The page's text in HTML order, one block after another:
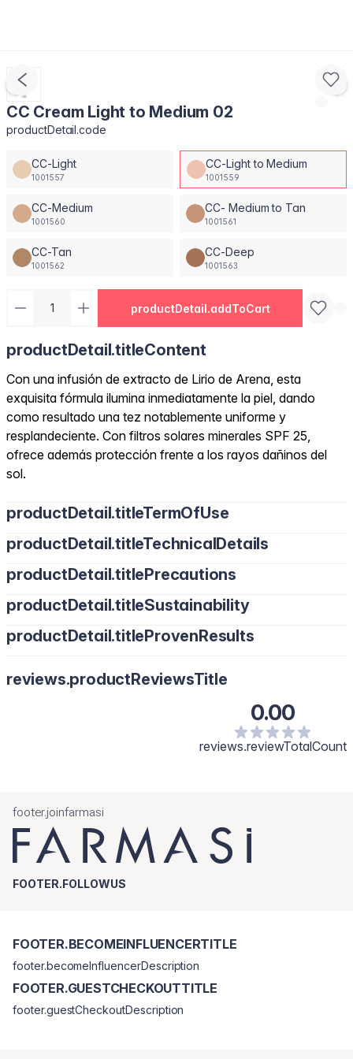
CC Cream Light to Medium 02
productDetail.code
CC-Light
1001557
CC-Light to Medium
1001559
CC-Medium
1001560
CC- Medium to Tan
1001561
CC-Tan
1001562
CC-Deep
1001563
productDetail.addToCart
productDetail.titleContent
Con una infusión de extracto de Lirio de Arena, esta
exquisita fórmula ilumina inmediatamente la piel, dando
como resultado una tez notablemente uniforme y
resplandeciente. Con filtros solares minerales SPF 25,
ofrece además protección frente a los rayos dañinos del
sol.
productDetail.titleTermOfUse
productDetail.titleTechnicalDetails
productDetail.titlePrecautions
productDetail.titleSustainability
productDetail.titleProvenResults
reviews.productReviewsTitle
0.00
reviews.reviewTotalCount
footer.joinfarmasi
FOOTER.FOLLOWUS
FOOTER.BECOMEINFLUENCERTITLE
footer.becomeInfluencerDescription
FOOTER.GUESTCHECKOUTTITLE
footer.guestCheckoutDescription